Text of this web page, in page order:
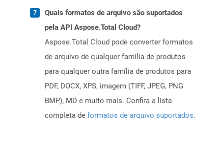
Quais formatos de arquivo são suportados
pela API Aspose.Total Cloud?
Aspose.Total Cloud pode converter formatos
de arquivo de qualquer família de produtos
para qualquer outra família de produtos para
PDF, DOCX, XPS, imagem (TIFF, JPEG, PNG
BMP), MD e muito mais. Confira a lista
completa de formatos de arquivo suportados.